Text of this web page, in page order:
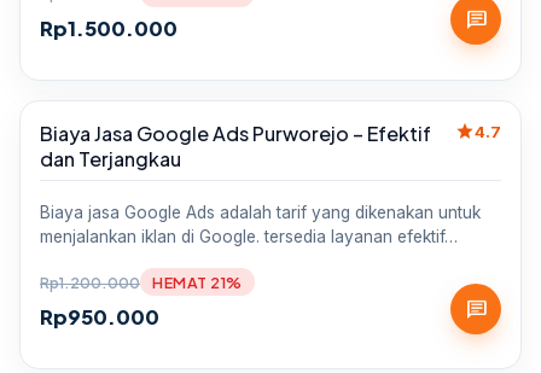
Rp1.500.000 chat
Sale
Biaya Jasa Google Ads Purworejo – Efektif
dan Terjangkau
star4.7
Biaya jasa Google Ads adalah tarif yang dikenakan untuk
menjalankan iklan di Google. tersedia layanan efektif…
Rp1.200.000
Rp950.000
HEMAT 21%
chat